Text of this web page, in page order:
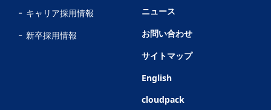
キャリア採用情報
新卒採用情報
ニュース
お問い合わせ
サイトマップ
English
cloudpack